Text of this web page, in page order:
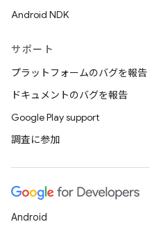
Android NDK
サポート
プラットフォームのバグを報告
ドキュメントのバグを報告
Google Play support
調査に参加
Android